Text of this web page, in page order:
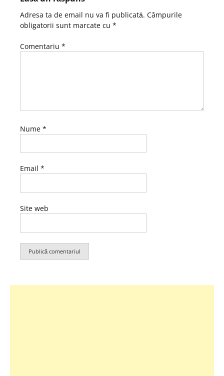
Adresa ta de email nu va fi publicată. Câmpurile
obligatorii sunt marcate cu *
Comentariu *
Nume *
Email *
Site web